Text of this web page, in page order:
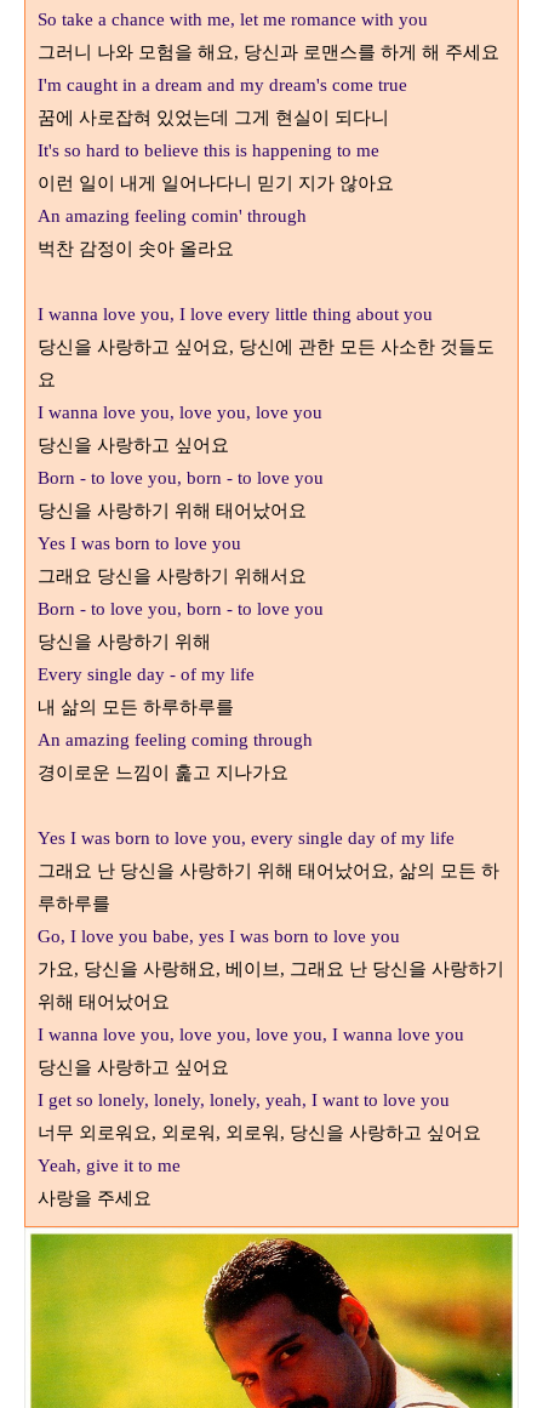
So take a chance with me, let me romance with you
그러니 나와 모험을 해요, 당신과 로맨스를 하게 해 주세요
I'm caught in a dream and my dream's come true
꿈에 사로잡혀 있었는데 그게 현실이 되다니
It's so hard to believe this is happening to me
이런 일이 내게 일어나다니 믿기 지가 않아요
An amazing feeling comin' through
벅찬 감정이 솟아 올라요
I wanna love you, I love every little thing about you
당신을 사랑하고 싶어요, 당신에 관한 모든 사소한 것들도
요
I wanna love you, love you, love you
당신을 사랑하고 싶어요
Born - to love you, born - to love you
당신을 사랑하기 위해 태어났어요
Yes I was born to love you
그래요 당신을 사랑하기 위해서요
Born - to love you, born - to love you
당신을 사랑하기 위해
Every single day - of my life
내 삶의 모든 하루하루를
An amazing feeling coming through
경이로운 느낌이 훑고 지나가요
Yes I was born to love you, every single day of my life
그래요 난 당신을 사랑하기 위해 태어났어요, 삶의 모든 하
루하루를
Go, I love you babe, yes I was born to love you
가요, 당신을 사랑해요, 베이브, 그래요 난 당신을 사랑하기
위해 태어났어요
I wanna love you, love you, love you, I wanna love you
당신을 사랑하고 싶어요
I get so lonely, lonely, lonely, yeah, I want to love you
너무 외로워요, 외로워, 외로워, 당신을 사랑하고 싶어요
Yeah, give it to me
사랑을 주세요